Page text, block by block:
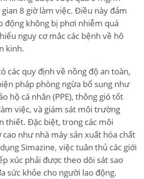
8 giờ làm việc. Điều này đảm
động không bị phơi nhiễm quá
nguy cơ mắc các bệnh về hô
kinh.
các quy định về nồng độ an toàn,
pháp phòng ngừa bổ sung như
hộ cá nhân (PPE), thông gió tốt
việc, và giám sát môi trường
thiết. Đặc biệt, trong các môi
như nhà máy sản xuất hóa chất
Simazine, việc tuân thủ các giới
xúc phải được theo dõi sát sao
sức khỏe cho người lao động.